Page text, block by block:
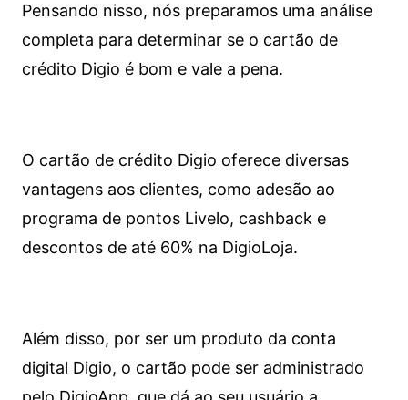
Pensando nisso, nós preparamos uma análise
completa para determinar se o cartão de
crédito Digio é bom e vale a pena.
O cartão de crédito Digio oferece diversas
vantagens aos clientes, como adesão ao
programa de pontos Livelo, cashback e
descontos de até 60% na DigioLoja.
Além disso, por ser um produto da conta
digital Digio, o cartão pode ser administrado